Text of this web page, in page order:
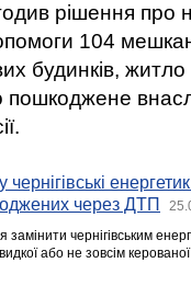
рішення про
104
будинків,
через ДТП
чернігівським
або не зовсім керованої